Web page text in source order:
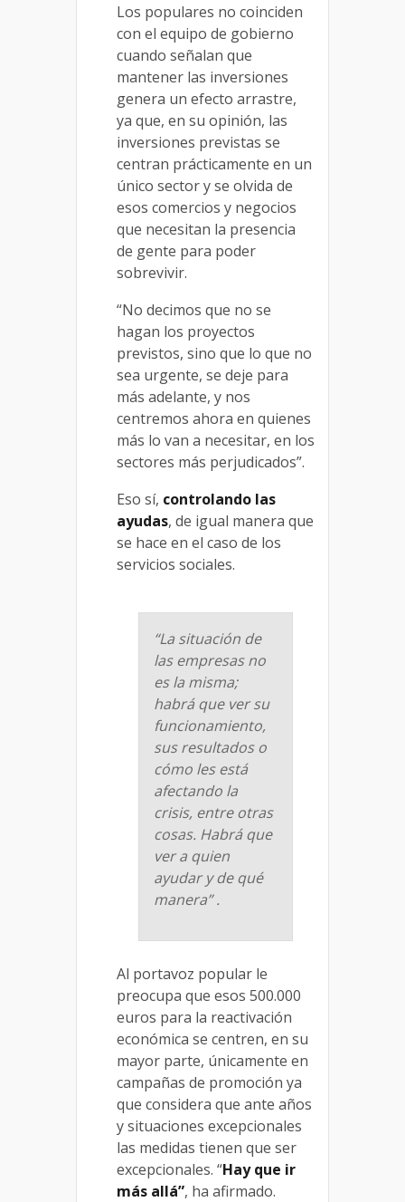
Los populares no coinciden
con el equipo de gobierno
cuando señalan que
mantener las inversiones
genera un efecto arrastre,
ya que, en su opinión, las
inversiones previstas se
centran prácticamente en un
único sector y se olvida de
esos comercios y negocios
que necesitan la presencia
de gente para poder
sobrevivir.
“No decimos que no se
hagan los proyectos
previstos, sino que lo que no
sea urgente, se deje para
más adelante, y nos
centremos ahora en quienes
más lo van a necesitar, en los
sectores más perjudicados”.
Eso sí, controlando las
ayudas, de igual manera que
se hace en el caso de los
servicios sociales.
“La situación de
las empresas no
es la misma;
habrá que ver su
funcionamiento,
sus resultados o
cómo les está
afectando la
crisis, entre otras
cosas. Habrá que
ver a quien
ayudar y de qué
manera” .
Al portavoz popular le
preocupa que esos 500.000
euros para la reactivación
económica se centren, en su
mayor parte, únicamente en
campañas de promoción ya
que considera que ante años
y situaciones excepcionales
las medidas tienen que ser
excepcionales. “Hay que ir
más allá”, ha afirmado.